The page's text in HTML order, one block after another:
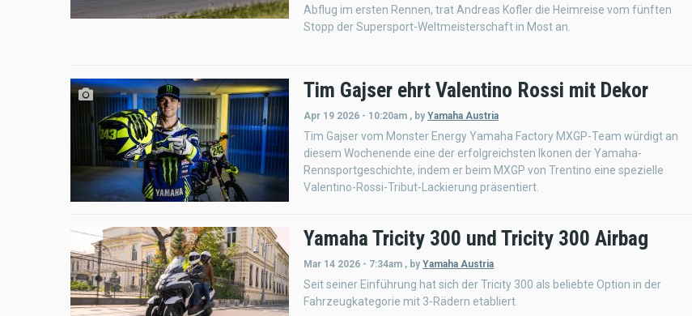
Abflug im ersten Rennen, trat Andreas Kofler die Heimreise vom fünften
Stopp der Supersport-Weltmeisterschaft in Most an.
Tim Gajser ehrt Valentino Rossi mit Dekor
Apr 19 2026 - 10:20am , by Yamaha Austria
Tim Gajser vom Monster Energy Yamaha Factory MXGP-Team würdigt an
diesem Wochenende eine der erfolgreichsten Ikonen der Yamaha-
Rennsportgeschichte, indem er beim MXGP von Trentino eine spezielle
Valentino-Rossi-Tribut-Lackierung präsentiert.
Yamaha Tricity 300 und Tricity 300 Airbag
Mar 14 2026 - 7:34am , by Yamaha Austria
Seit seiner Einführung hat sich der Tricity 300 als beliebte Option in der
Fahrzeugkategorie mit 3-Rädern etabliert.